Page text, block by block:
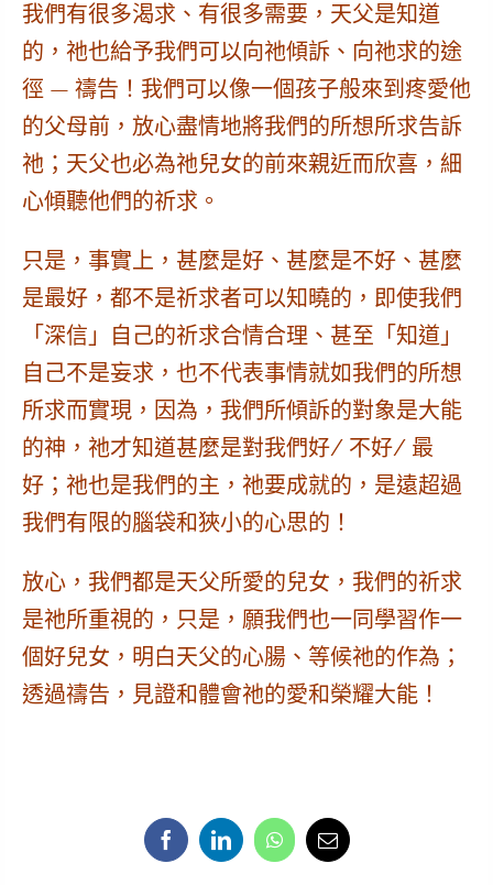
我們有很多渴求、有很多需要，天父是知道
的，祂也給予我們可以向祂傾訴、向祂求的途
徑 — 禱告！我們可以像一個孩子般來到疼愛他
的父母前，放心盡情地將我們的所想所求告訴
祂；天父也必為祂兒女的前來親近而欣喜，細
心傾聽他們的祈求。
只是，事實上，甚麼是好、甚麼是不好、甚麼
是最好，都不是祈求者可以知曉的，即使我們
「深信」自己的祈求合情合理、甚至「知道」
自己不是妄求，也不代表事情就如我們的所想
所求而實現，因為， 我們所傾訴的對象是大能
的神，祂才知道甚麼是對我們好/ 不好/ 最
好；祂也是我們的主，祂要成就的，是遠超過
我們有限的腦袋和狹小的心思的！
放心，我們都是天父所愛的兒女，我們的祈求
是祂所重視的，只是， 願我們也一同學習作一
個好兒女 ，明白天父的心腸、等候祂的作為；
透過禱告，見證和體會祂的愛和榮耀大能！